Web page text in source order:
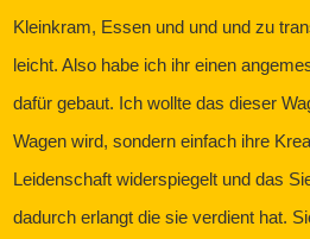
Kleinkram, Essen und und und zu
leicht. Also habe ich ihr einen
dafür gebaut. Ich wollte das dieser
Wagen wird, sondern einfach ihre
Leidenschaft widerspiegelt und das
dadurch erlangt die sie verdient hat.